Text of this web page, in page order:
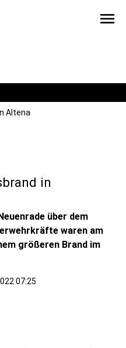
menu
Altena
in
über dem
waren am
größeren Brand im
07:25